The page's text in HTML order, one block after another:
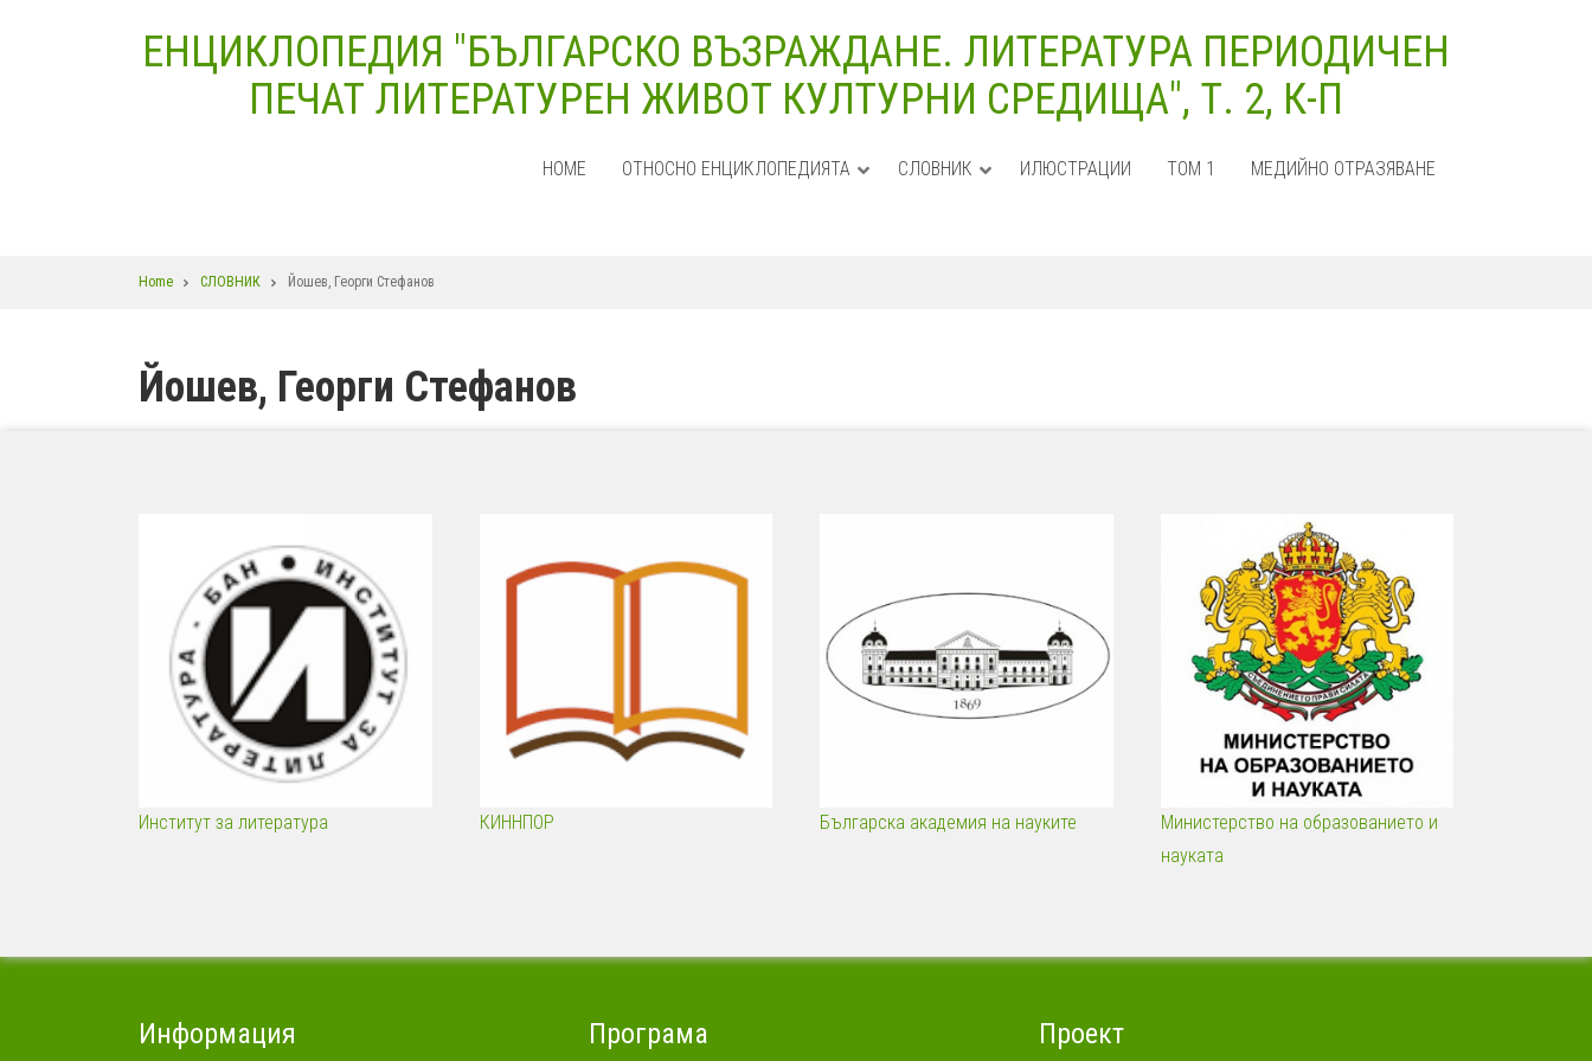
ЕНЦИКЛОПЕДИЯ "БЪЛГАРСКО ВЪЗРАЖДАНЕ. ЛИТЕРАТУРА ПЕРИОДИЧЕН
ПЕЧАТ ЛИТЕРАТУРЕН ЖИВОТ КУЛТУРНИ СРЕДИЩА", Т. 2, К-П
HOME ОТНОСНО ЕНЦИКЛОПЕДИЯТА СЛОВНИК ИЛЮСТРАЦИИ ТОМ 1 МЕДИЙНО ОТРАЗЯВАНЕ
Breadcrumb
Home СЛОВНИК Йошев, Георги Стефанов
Йошев, Георги Стефанов
Институт за литература КИННПОР Българска академия на науките
Министерство на образованието и
науката
Информация Програма Проект